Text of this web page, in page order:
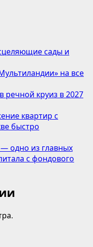
сады и
на все
речной круиз в 2027
квартир с
быстро
одно из главных
с фондового